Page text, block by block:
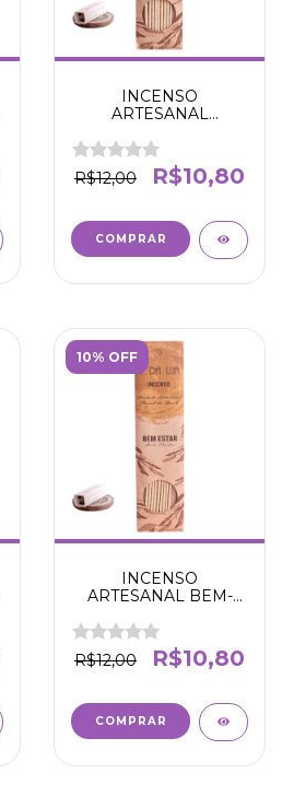
INCENSO
ARTESANAL
E CONTENTAMENTO
- N' DA LUA
R$12,00 R$10,80
10% OFF
INCENSO
ARTESANAL BEM-
POSITIVAS E BONS
FLUÍDOS -N' DA LUA
R$12,00 R$10,80